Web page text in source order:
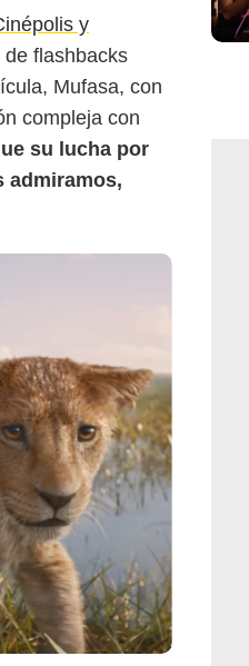
y
flashbacks
Mufasa, con
compleja con
su lucha por
admiramos,